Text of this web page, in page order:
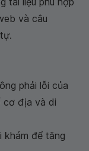
và câu
phải lỗi của
cơ địa và di
khám để tăng